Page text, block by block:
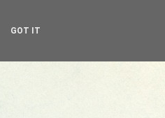
GOT IT